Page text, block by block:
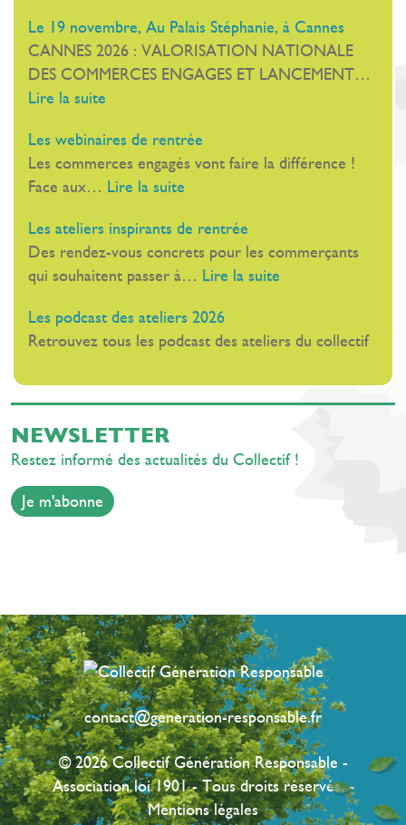
nouvelle
directive
européenne
Le 19 novembre, Au Palais Stéphanie, à Cannes
CANNES 2026 : VALORISATION NATIONALE
DES COMMERCES ENGAGES ET LANCEMENT…
Lire la suite
19
novembre,
Au
Stéphanie,
à
Cannes
Les webinaires de rentrée
Les commerces engagés vont faire la différence !
Face aux… Lire la suite
webinaires
de
rentrée
Les ateliers inspirants de rentrée
Des rendez-vous concrets pour les commerçants
qui souhaitent passer à… Lire la suite
inspirants
Les podcast des ateliers 2026
Retrouvez tous les podcast des ateliers du collectif
NEWSLETTER
Restez informé des actualités du Collectif !
Je m'abonne
contact@generation-responsable.fr
© 2026 Collectif Génération Responsable -
Association loi 1901 - Tous droits réservés. -
Mentions légales